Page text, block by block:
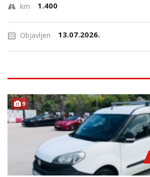
km 1.400
Objavljen 13.07.2026.
9